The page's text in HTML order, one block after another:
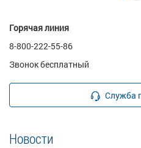
Горячая линия
8-800-222-55-86
Звонок бесплатный
Служба
Новости